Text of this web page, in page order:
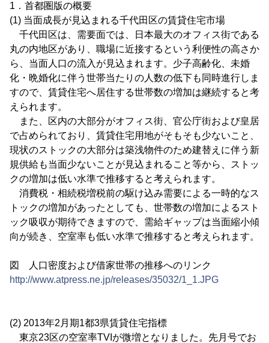
1．首都圏版の概要
(1) 当面成長が見込まれる千代田区の賃貸住宅市場
千代田区は、需要面では、日本最大のオフィス街である
丸の内地区があり、職場に近接するという利便性の高さか
ら、当面人口の流入が見込まれます。少子高齢化、未婚
化・晩婚化に伴う世帯当たりの人数の低下も同時進行しま
すので、賃貸住宅へ居住する世帯数の増加は継続すると考
えられます。
また、区内の大部分がオフィス街、官公庁街および皇居
で占められており、賃貸住宅用地がそもそも少ないこと、
現状のストックの大部分は築浅物件のため建替えに伴う新
規供給も当面少ないことが見込まれること等から、ストッ
クの増加は低い水準で推移すると考えられます。
消費税・相続税増税前の駆け込み需要による一時的なス
トックの増加があったとしても、世帯数の増加によるスト
ック吸収が期待できますので、需給ギャップは当面縮小傾
向が続き、空室率も低い水準で推移すると考えられます。
図 人口密度および借家世帯の推移へのリンク
http://www.atpress.ne.jp/releases/35032/1_1.JPG
(2) 2013年2月期1都3県賃貸住宅指標
東京23区の空室率TVIが微増となりました。先月号でお